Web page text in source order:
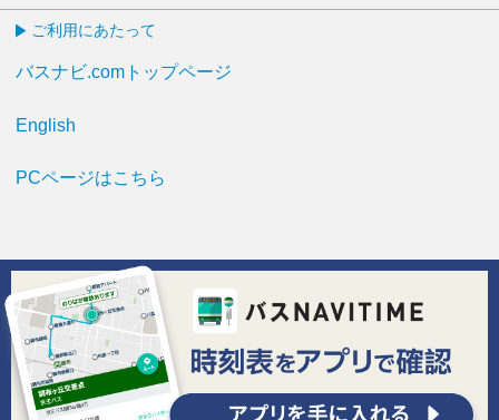
ご利用にあたって
バスナビ.comトップページ
English
PCページはこちら